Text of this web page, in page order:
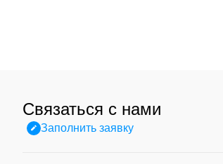
Связаться с нами
Заполнить заявку